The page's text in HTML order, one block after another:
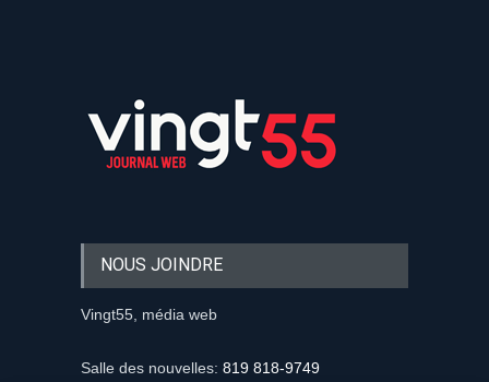
NOUS JOINDRE
Vingt55, média web
Salle des nouvelles: 819 818-9749